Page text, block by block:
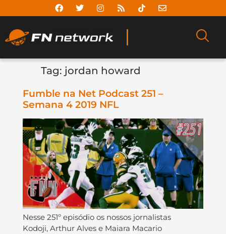
Tag: jordan howard
Fumble na Net Podcast 251 –
Semana 4 2019 NFL
Nesse 251º episódio os nossos jornalistas
Kodoji, Arthur Alves e Maiara Macario